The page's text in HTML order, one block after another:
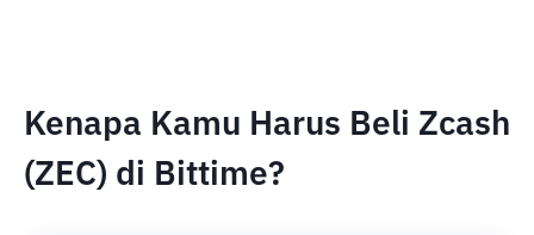
Kenapa Kamu Harus Beli Zcash
(ZEC) di Bittime?